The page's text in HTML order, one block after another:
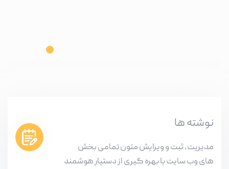
نوشته ها
مدیریت، ثبت و ویرایش متون تمامی بخش
های وب سایت با بهره گیری از دستیار هوشمند